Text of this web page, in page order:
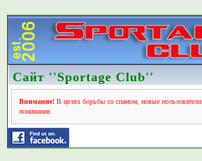
Сайт ''Sportage Club''
Внимание!В целях борьбы со спамом, новые пользователи
понимание.